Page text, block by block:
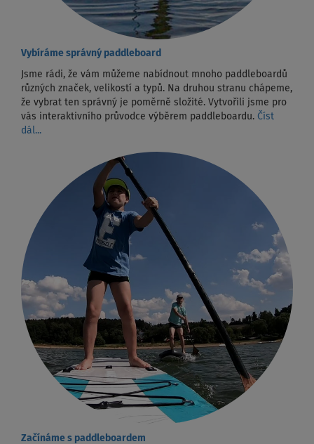
Vybíráme správný paddleboard
Jsme rádi, že vám můžeme nabídnout mnoho paddleboardů
různých značek, velikostí a typů. Na druhou stranu chápeme,
že vybrat ten správný je poměrně složité. Vytvořili jsme pro
vás interaktivního průvodce výběrem paddleboardu. Číst
dál...
Začínáme s paddleboardem